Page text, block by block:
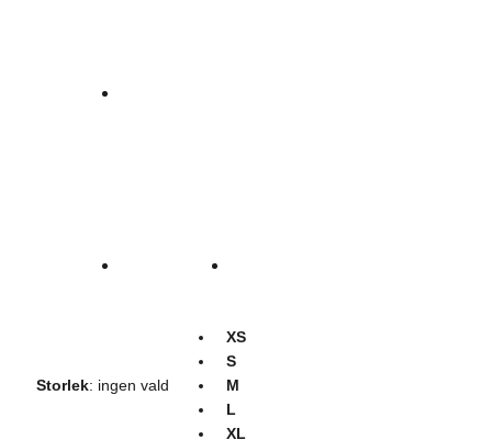
Storlek: ingen vald
XS
S
M
L
XL